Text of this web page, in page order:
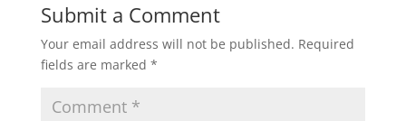
Submit a Comment
Your email address will not be published. Required
fields are marked *